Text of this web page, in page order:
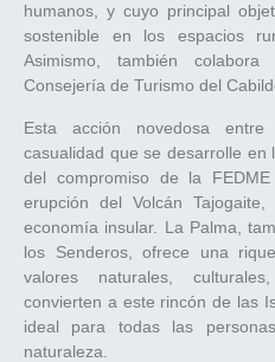
humanos, y cuyo principal
sostenible en los espacios
Asimismo, también
Consejería de Turismo del
Esta acción novedosa
casualidad que se desarrolle en
del compromiso de la
erupción del Volcán
economía insular. La Palma,
los Senderos, ofrece una
valores naturales,
convierten a este rincón de las
ideal para todas las
naturaleza.